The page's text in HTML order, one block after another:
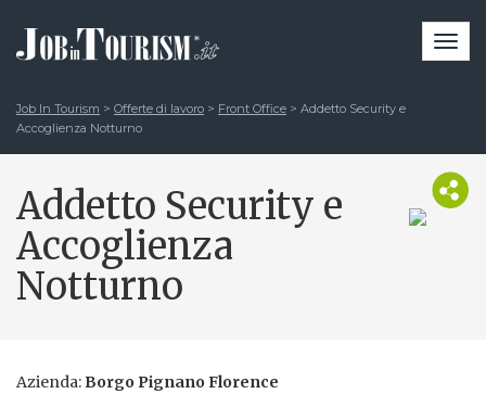
Job In Tourism > Offerte di lavoro > Front Office > Addetto Security e
Accoglienza Notturno
Addetto Security e
Accoglienza
Notturno
Azienda:Borgo Pignano Florence